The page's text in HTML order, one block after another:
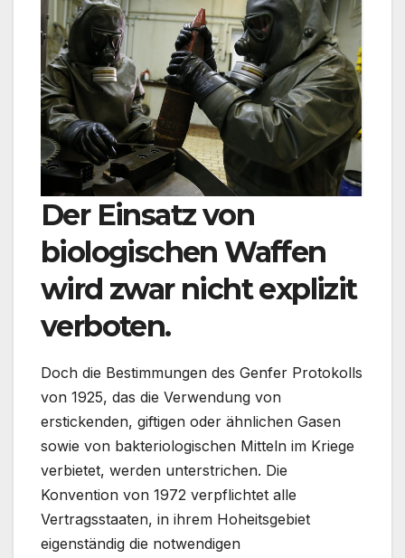
Der Einsatz von
biologischen Waffen
wird zwar nicht explizit
verboten.
Doch die Bestimmungen des Genfer Protokolls
von 1925, das die Verwendung von
erstickenden, giftigen oder ähnlichen Gasen
sowie von bakteriologischen Mitteln im Kriege
verbietet, werden unterstrichen. Die
Konvention von 1972 verpflichtet alle
Vertragsstaaten, in ihrem Hoheitsgebiet
eigenständig die notwendigen